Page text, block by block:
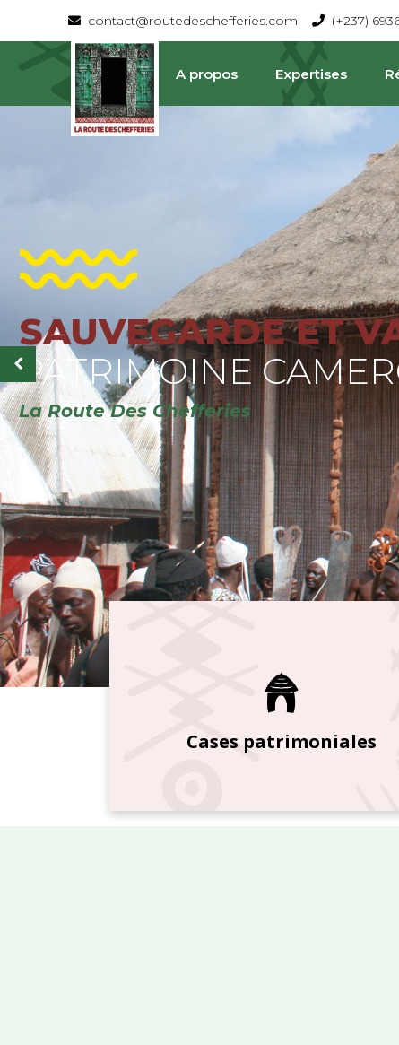
contact@routedeschefferies.com (+237)
A propos Expertises
SAUVEGARDE ET
La Route Des Chefferies
Cases patrimoniales